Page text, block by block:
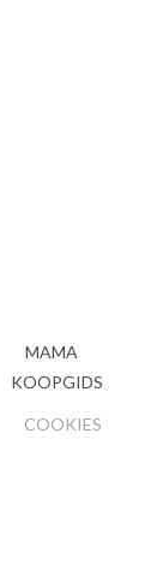
MAMA
KOOPGIDS
COOKIES